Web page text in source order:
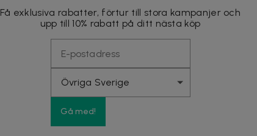
Få exklusiva rabatter, förtur till stora kampanjer och
upp till 10% rabatt på ditt nästa köp
Gå med!